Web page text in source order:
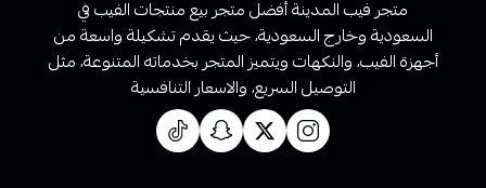
متجر فيب المدينة أفضل متجر بيع منتجات الفيب في
السعودية وخارج السعودية، حيث يقدم تشكيلة واسعة من
أجهزة الفيب، والنكهات ويتميز المتجر بخدماته المتنوعة، مثل
التوصيل السريع، والاسعار التنافسية